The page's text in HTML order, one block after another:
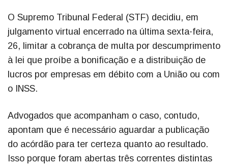
O Supremo Tribunal Federal (STF) decidiu, em
julgamento virtual encerrado na última sexta-feira,
26, limitar a cobrança de multa por descumprimento
à lei que proíbe a bonificação e a distribuição de
lucros por empresas em débito com a União ou com
o INSS.
Advogados que acompanham o caso, contudo,
apontam que é necessário aguardar a publicação
do acórdão para ter certeza quanto ao resultado.
Isso porque foram abertas três correntes distintas